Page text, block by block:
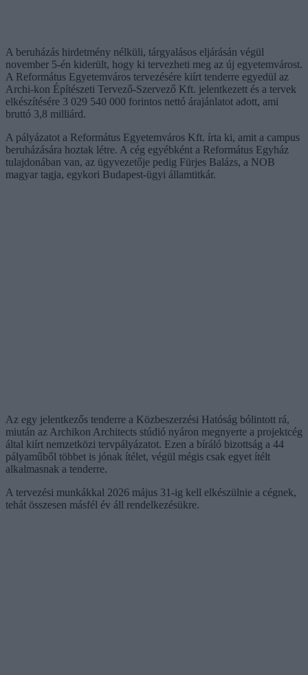
A beruházás hirdetmény nélküli, tárgyalásos eljárásán végül
november 5-én kiderült, hogy ki tervezheti meg az új egyetemvárost.
A Református Egyetemváros tervezésére kiírt tenderre egyedül az
Archi-kon Építészeti Tervező-Szervező Kft. jelentkezett és a tervek
elkészítésére 3 029 540 000 forintos nettó árajánlatot adott, ami
bruttó 3,8 milliárd.
A pályázatot a Református Egyetemváros Kft. írta ki, amit a campus
beruházására hoztak létre. A cég egyébként a Református Egyház
tulajdonában van, az ügyvezetője pedig Fürjes Balázs, a NOB
magyar tagja, egykori Budapest-ügyi államtitkár.
Az egy jelentkezős tenderre a Közbeszerzési Hatóság bólintott rá,
miután az Archikon Architects stúdió nyáron megnyerte a projektcég
által kiírt nemzetközi tervpályázatot. Ezen a bíráló bizottság a 44
pályaműből többet is jónak ítélet, végül mégis csak egyet ítélt
alkalmasnak a tenderre.
A tervezési munkákkal 2026 május 31-ig kell elkészülnie a cégnek,
tehát összesen másfél év áll rendelkezésükre.